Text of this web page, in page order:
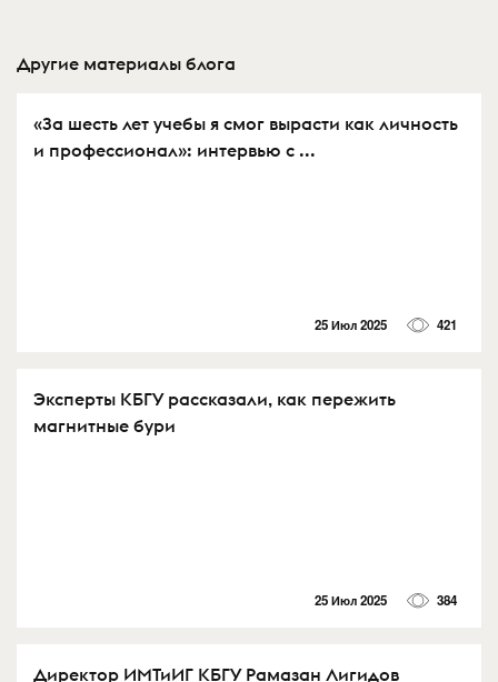
Другие материалы блога
«За шесть лет учебы я смог вырасти как личность
и профессионал»: интервью с ...
25 Июл 2025 421
Эксперты КБГУ рассказали, как пережить
магнитные бури
25 Июл 2025 384
Директор ИМТиИГ КБГУ Рамазан Лигидов